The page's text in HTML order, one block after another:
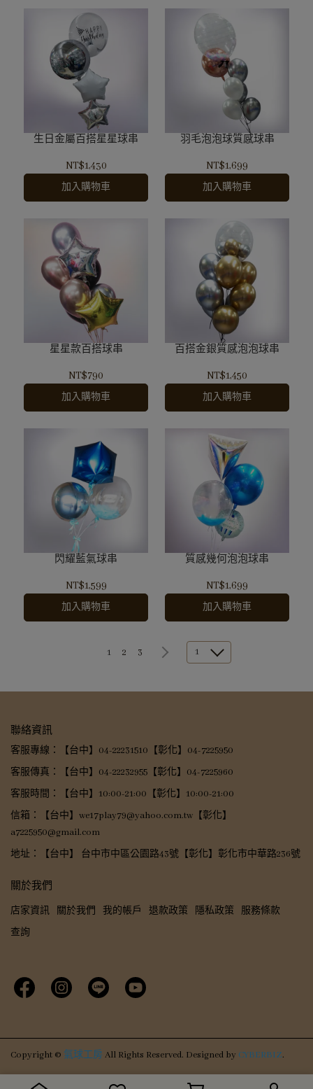
生日金屬百搭星星球串
NT$1,430
加入購物車
羽毛泡泡球質感球串
NT$1,699
加入購物車
星星款百搭球串
NT$790
加入購物車
百搭金銀質感泡泡球串
NT$1,450
加入購物車
閃耀藍氣球串
NT$1,599
加入購物車
質感幾何泡泡球串
NT$1,699
加入購物車
1 2 3 1
聯絡資訊
客服專線：【台中】04-22231510【彰化】04-7225950
客服傳真：【台中】04-22232955【彰化】04-7225960
客服時間：【台中】10:00-21:00【彰化】10:00-21:00
信箱：【台中】we17play79@yahoo.com.tw【彰化】
a7225950@gmail.com
地址：【台中】 台中市中區公園路43號【彰化】彰化市中華路236號
關於我們
店家資訊 關於我們 我的帳戶 退款政策 隱私政策
服務條款
查詢
Copyright © 氣球工房 All Rights Reserved. Designed by CYBERBIZ.